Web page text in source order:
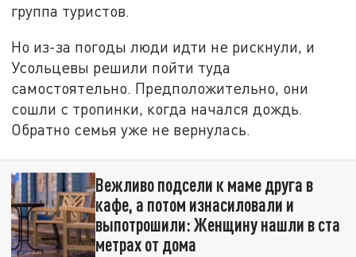
группа туристов.
Но из-за погоды люди идти не рискнули, и
Усольцевы решили пойти туда
самостоятельно. Предположительно, они
сошли с тропинки, когда начался дождь.
Обратно семья уже не вернулась.
Вежливо подсели к маме друга в
кафе, а потом изнасиловали и
выпотрошили: Женщину нашли в ста
метрах от дома